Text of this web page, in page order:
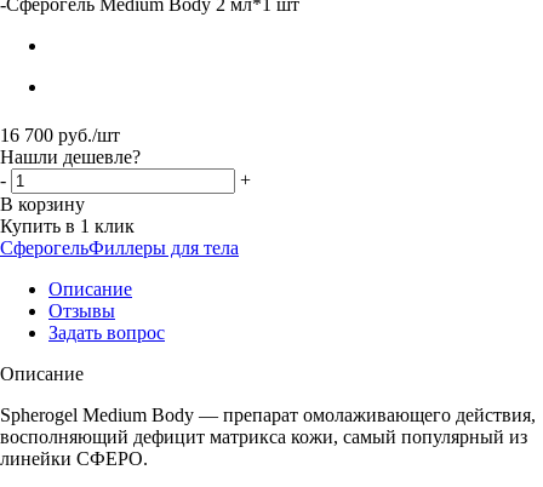
16 700 руб./шт
Нашли дешевле?
-
+
В корзину
Купить в 1 клик
СферогельФиллеры для тела
Описание
Отзывы
Задать вопрос
Описание
Spherogel Medium Body — препарат омолаживающего действия,
восполняющий дефицит матрикса кожи, самый популярный из
линейки СФЕРО.